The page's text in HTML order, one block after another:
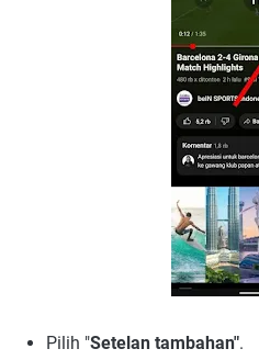
Pilih "Setelan tambahan".